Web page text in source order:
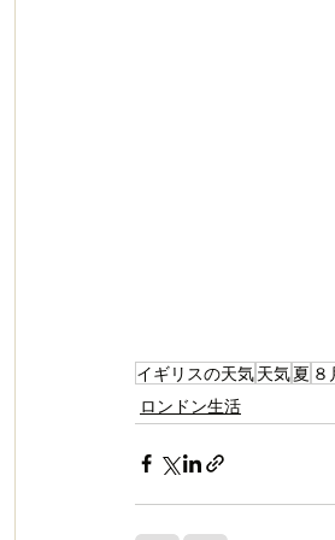
イギリスの天気天気夏 ８
ロンドン生活